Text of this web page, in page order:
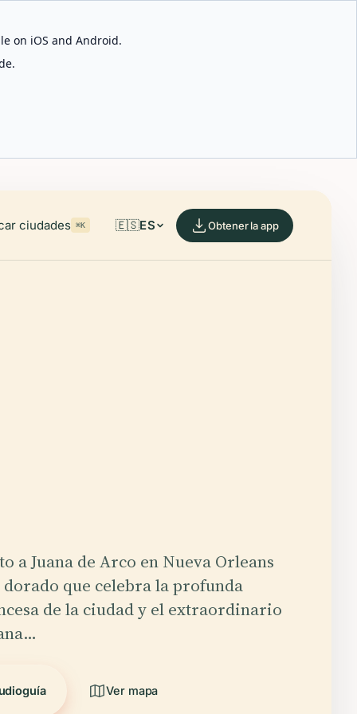
on iOS and Android.
ciudades ⌘K 🇪🇸ES Obtener la app
a Juana de Arco en Nueva Orleans
que celebra la profunda
de la ciudad y el extraordinario
Ver mapa